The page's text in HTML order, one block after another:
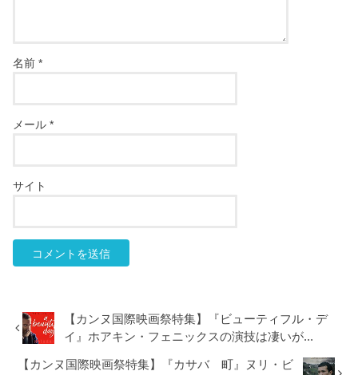
名前*
メール*
サイト
【カンヌ国際映画祭特集】『ビューティフル・デ
イ』ホアキン・フェニックスの演技は凄いが...
【カンヌ国際映画祭特集】『カサバ 町』ヌリ・ビ